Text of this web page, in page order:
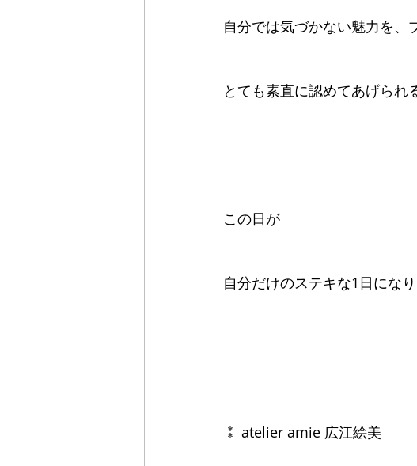
自分では気づかない魅力を、
とても素直に認めてあげられ
この日が
自分だけのステキな1日にな
⁑ atelier amie 広江絵美